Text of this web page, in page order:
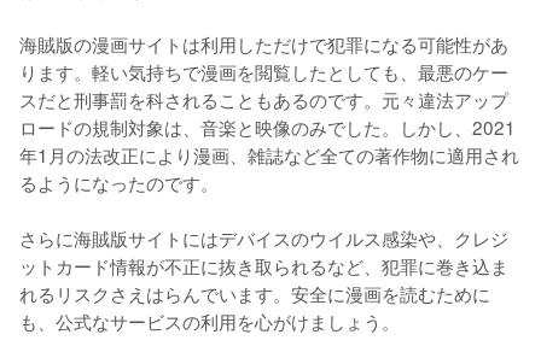
海賊版の漫画サイトは利用しただけで犯罪になる可能性があ
ります。軽い気持ちで漫画を閲覧したとしても、最悪のケー
スだと刑事罰を科されることもあるのです。元々違法アップ
ロードの規制対象は、音楽と映像のみでした。しかし、2021
年1月の法改正により漫画、雑誌など全ての著作物に適用され
るようになったのです。
さらに海賊版サイトにはデバイスのウイルス感染や、クレジ
ットカード情報が不正に抜き取られるなど、犯罪に巻き込ま
れるリスクさえはらんでいます。安全に漫画を読むために
も、公式なサービスの利用を心がけましょう。